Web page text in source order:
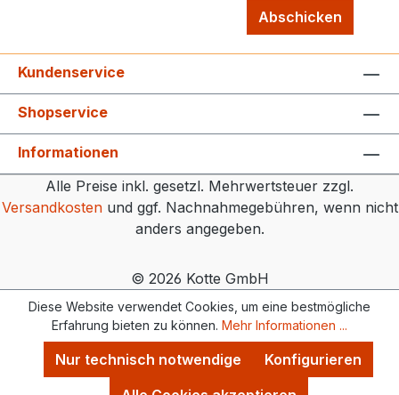
Abschicken
Kundenservice
Shopservice
Informationen
Alle Preise inkl. gesetzl. Mehrwertsteuer zzgl.
Versandkostenund ggf. Nachnahmegebühren, wenn nicht
anders angegeben.
© 2026 Kotte GmbH
Diese Website verwendet Cookies, um eine bestmögliche
Erfahrung bieten zu können. Mehr Informationen ...
Nur technisch notwendige
Konfigurieren